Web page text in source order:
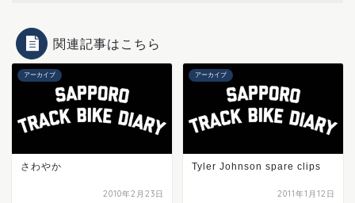
関連記事はこちら
アーカイブ
さわやか
2010年2月23日
アーカイブ
Tyler Johnson spare clips
2011年1月12日